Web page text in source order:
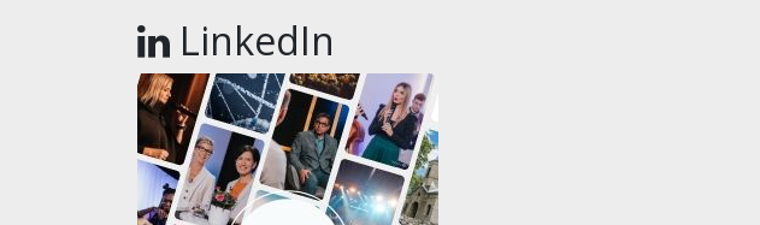
LinkedIn